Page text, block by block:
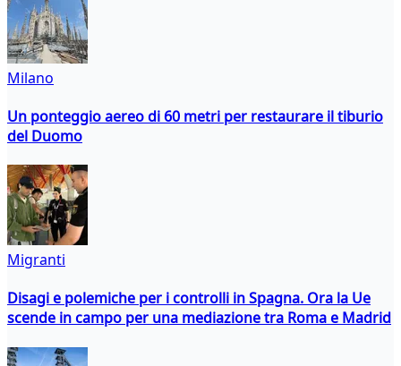
Milano
Un ponteggio aereo di 60 metri per restaurare il tiburio
del Duomo
Migranti
Disagi e polemiche per i controlli in Spagna. Ora la Ue
scende in campo per una mediazione tra Roma e Madrid